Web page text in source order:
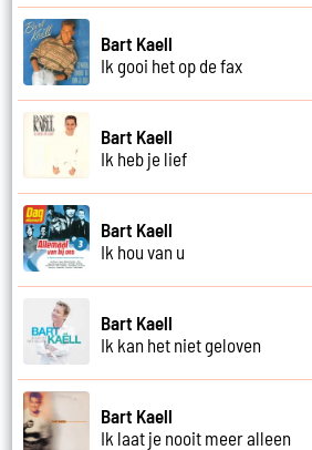
Bart Kaell
Ik gooi het op de fax
Bart Kaell
Ik heb je lief
Bart Kaell
Ik hou van u
Bart Kaell
Ik kan het niet geloven
Bart Kaell
Ik laat je nooit meer alleen